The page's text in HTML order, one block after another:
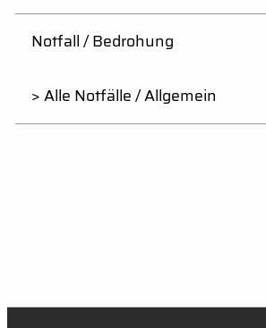
Notfall / Bedrohung
> Alle Notfälle / Allgemein